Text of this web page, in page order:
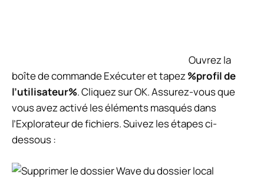
Ouvrez la
boîte de commande Exécuter et tapez%profil de
l’utilisateur%. Cliquez sur OK. Assurez-vous que
vous avez activé les éléments masqués dans
l’Explorateur de fichiers. Suivez les étapes ci-
dessous :